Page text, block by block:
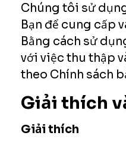
Chúng tôi sử
Bạn để cung cấp
Bằng cách sử
với việc thu thập
theo Chính sách
Giải thích
Giải thích